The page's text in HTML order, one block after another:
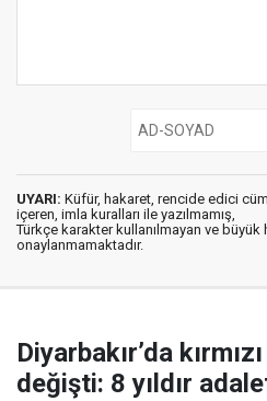
UYARI: Küfür, hakaret, rencide edici
içeren, imla kuralları ile yazılmamış,
Türkçe karakter kullanılmayan ve büyük
onaylanmamaktadır.
Diyarbakır’da
değişti: 8 yıldır